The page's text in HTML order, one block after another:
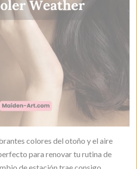
colores del otoño y el aire
para renovar tu rutina de